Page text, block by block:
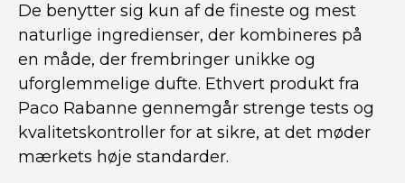
De benytter sig kun af de fineste og mest
naturlige ingredienser, der kombineres på
en måde, der frembringer unikke og
uforglemmelige dufte. Ethvert produkt fra
Paco Rabanne gennemgår strenge tests og
kvalitetskontroller for at sikre, at det møder
mærkets høje standarder.